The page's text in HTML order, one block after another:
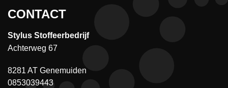
CONTACT
Stylus Stoffeerbedrijf
Achterweg 67
8281 AT Genemuiden
0853039443